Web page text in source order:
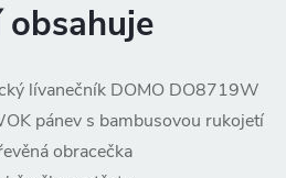
obsahuje
lívanečník DOMO DO8719W
pánev s bambusovou rukojetí
obracečka